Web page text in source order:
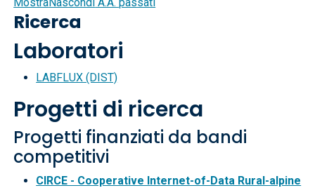
Ricerca
Laboratori
LABFLUX (DIST)
Progetti di ricerca
Progetti finanziati da bandi
competitivi
CIRCE - Cooperative Internet-of-Data Rural-alpine